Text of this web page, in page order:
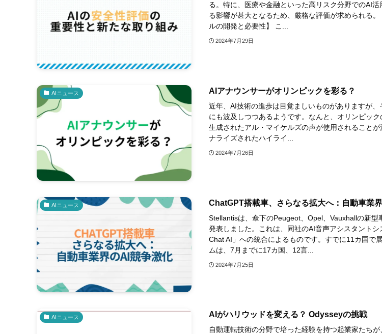
る。特に、医療や金融といった高リスク分野でのAI活
る影響が甚大となるため、厳格な評価が求められる
ルの開発と必要性】 こ...
2024年7月29日
AIニュース AIアナウンサーがオリンピックを彩る？
近年、AI技術の進歩は目覚ましいものがありますが
にも波及しつつあるようです。なんと、オリンピッ
生成されたアル・マイケルズの声が使用されること
ナライズされたハイライ...
2024年7月26日
AIニュース ChatGPT搭載車、さらなる拡大へ：自動車業
Stellantisは、傘下のPeugeot、Opel、Vauxhallの新型
発表しました。これは、同社のAI音声アシスタント
Chat AI」への統合によるものです。すでに11カ国で
ムは、7月までに17カ国、12言...
2024年7月25日
AIニュース AIがハリウッドを変える？ Odysseyの挑戦
自動運転技術の分野で培った経験を持つ起業家たち